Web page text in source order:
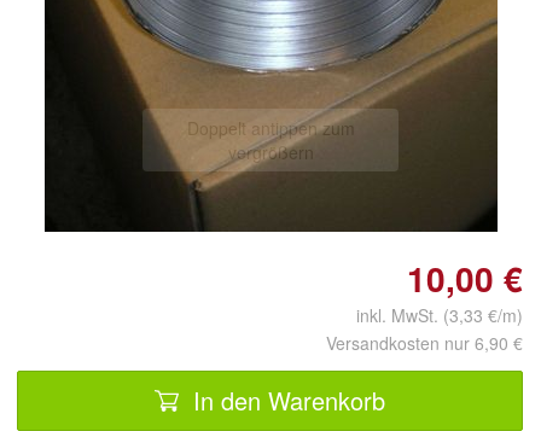
Doppelt antippen zum
vergrößern
10,00 €
inkl. MwSt. (3,33 €/m)
Versandkosten nur 6,90 €
In den Warenkorb